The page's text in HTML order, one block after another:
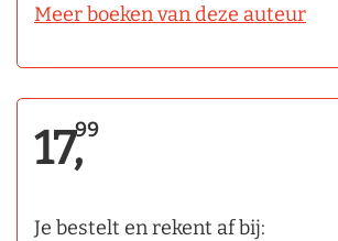
Meer boeken van deze auteur
17,99
Je bestelt en rekent af bij: